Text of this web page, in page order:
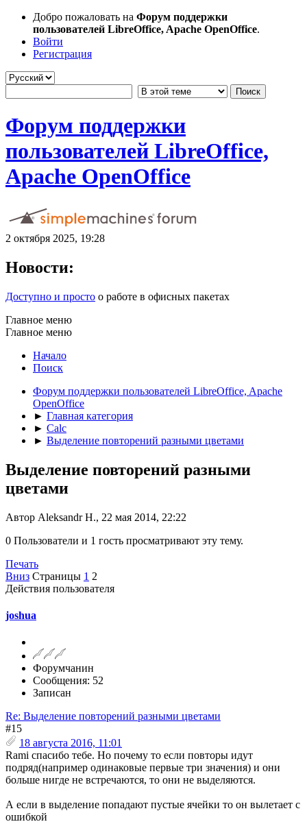
Добро пожаловать на Форум поддержки
пользователей LibreOffice, Apache OpenOffice.
Войти
Регистрация
Форум поддержки
пользователей LibreOffice,
Apache OpenOffice
2 октября 2025, 19:28
Новости:
Доступно и просто о работе в офисных пакетах
Главное меню
Главное меню
Начало
Поиск
Форум поддержки пользователей LibreOffice, Apache
OpenOffice
► Главная категория
► Calc
► Выделение повторений разными цветами
Выделение повторений разными
цветами
Автор Aleksandr H., 22 мая 2014, 22:22
0 Пользователи и 1 гость просматривают эту тему.
Печать
Вниз Страницы 1 2
Действия пользователя
joshua
Форумчанин
Сообщения: 52
Записан
Re: Выделение повторений разными цветами
#15
18 августа 2016, 11:01
Rami спасибо тебе. Но почему то если повторы идут
подряд(например одинаковые первые три значения) и они
больше нигде не встречаются, то они не выделяются.
А если в выделение попадают пустые ячейки то он вылетает с
ошибкой